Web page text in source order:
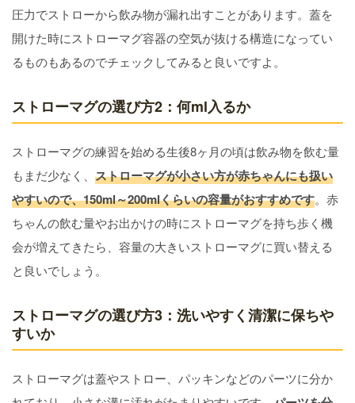
圧力でストローから飲み物が漏れ出すことがあります。蓋を
開けた時にストローマグ容器の空気が抜ける構造になってい
るものもあるのでチェックしてみると良いですよ。
ストローマグの選び方2：何ml入るか
ストローマグの練習を始める生後8ヶ月の頃は飲み物を飲む量
もまだ少なく、 ストローマグが小さい方が赤ちゃんにも扱い
やすいので、150ml～200mlくらいの容量がおすすめです。赤
ちゃんの飲む量やお出かけの時にストローマグを持ち歩く機
会が増えてきたら、容量の大きいストローマグに買い替える
と良いでしょう。
ストローマグの選び方3：洗いやすく清潔に保ちや
すいか
ストローマグは蓋やストロー、パッキンなどのパーツに分か